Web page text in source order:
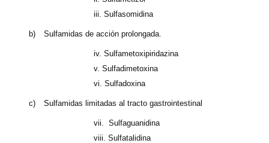
iii. Sulfasomidina
b) Sulfamidas de acción prolongada.
iv. Sulfametoxipiridazina
v. Sulfadimetoxina
vi. Sulfadoxina
c) Sulfamidas limitadas al tracto gastrointestinal
vii. Sulfaguanidina
viii. Sulfatalidina